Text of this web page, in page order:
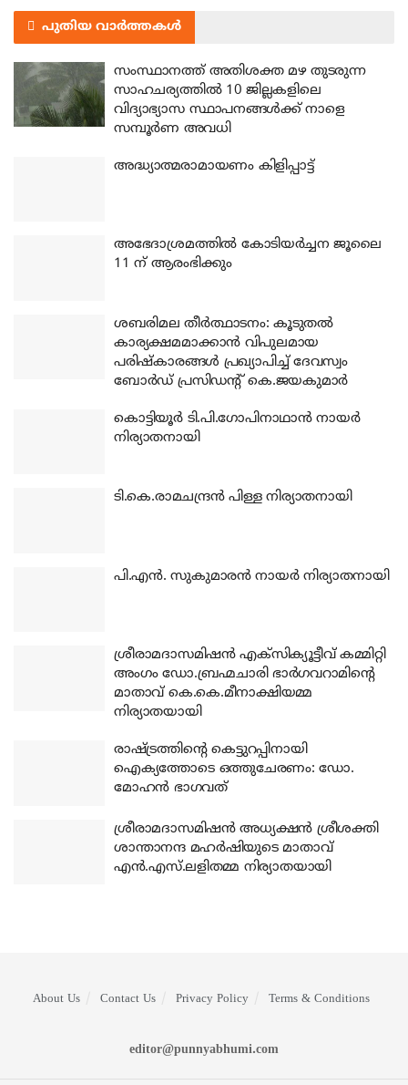
പുതിയ വാർത്തകൾ
സംസ്ഥാനത്ത് അതിശക്ത മഴ തുടരുന്ന
സാഹചര്യത്തിൽ 10 ജില്ലകളിലെ
വിദ്യാഭ്യാസ സ്ഥാപനങ്ങൾക്ക് നാളെ
സമ്പൂർണ അവധി
അദ്ധ്യാത്മരാമായണം കിളിപ്പാട്ട്
അഭേദാശ്രമത്തില്‍ കോടിയര്‍ച്ചന ജൂലൈ
11 ന് ആരംഭിക്കും
ശബരിമല തീര്‍ത്ഥാടനം: കൂടുതല്‍
കാര്യക്ഷമമാക്കാന്‍ വിപുലമായ
പരിഷ്‌കാരങ്ങള്‍ പ്രഖ്യാപിച്ച് ദേവസ്വം
ബോര്‍ഡ് പ്രസിഡന്റ് കെ.ജയകുമാര്‍
കൊട്ടിയൂര്‍ ടി.പി.ഗോപിനാഥാന്‍ നായര്‍
നിര്യാതനായി
ടി.കെ.രാമചന്ദ്രന്‍ പിള്ള നിര്യാതനായി
പി.എന്‍. സുകുമാരന്‍ നായര്‍ നിര്യാതനായി
ശ്രീരാമദാസമിഷന്‍ എക്‌സിക്യൂട്ടീവ് കമ്മിറ്റി
അംഗം ഡോ.ബ്രഹ്മചാരി ഭാര്‍ഗവറാമിന്റെ
മാതാവ് കെ.കെ.മീനാക്ഷിയമ്മ
നിര്യാതയായി
രാഷ്ട്രത്തിന്റെ കെട്ടുറപ്പിനായി
ഐക്യത്തോടെ ഒത്തുചേരണം: ഡോ.
മോഹന്‍ ഭാഗവത്
ശ്രീരാമദാസമിഷന്‍ അധ്യക്ഷന്‍ ശ്രീശക്തി
ശാന്താനന്ദ മഹര്‍ഷിയുടെ മാതാവ്
എന്‍.എസ്.ലളിതമ്മ നിര്യാതയായി
About Us Contact Us Privacy Policy Terms & Conditions
editor@punnyabhumi.com